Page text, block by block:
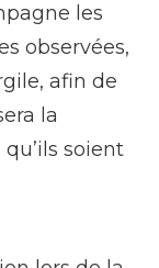
les
observées,
afin de
la
soient